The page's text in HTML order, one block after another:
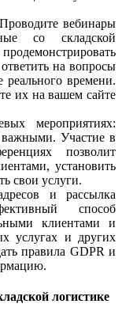
вебинары
со складской
на вопросы
времени.
их на вашем сайте
мероприятиях:
важными. Участие в
позволит
установить
свои услуги.
и рассылка
способ
клиентами и
услугах и других
правила GDPR и
логистике